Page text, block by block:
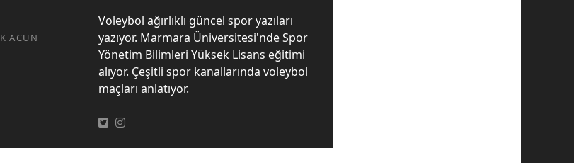
ACUN
Voleybol ağırlıklı güncel spor yazıları
yazıyor. Marmara Üniversitesi'nde Spor
Yönetim Bilimleri Yüksek Lisans eğitimi
alıyor. Çeşitli spor kanallarında voleybol
maçları anlatıyor.